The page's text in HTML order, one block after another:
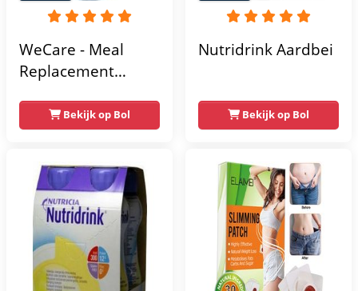
WeCare - Meal
Replacement
436 gr Bekijk op Bol
Nutridrink Aardbei
Bekijk op Bol